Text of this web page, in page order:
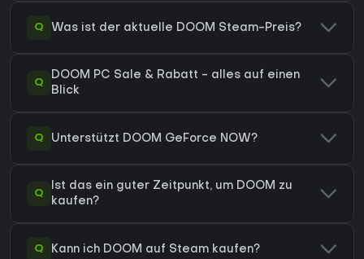
Q Was ist der aktuelle DOOM Steam-Preis?
Q
DOOM PC Sale & Rabatt - alles auf einen
Blick
Q Unterstützt DOOM GeForce NOW?
Q
Ist das ein guter Zeitpunkt, um DOOM zu
kaufen?
Q Kann ich DOOM auf Steam kaufen?